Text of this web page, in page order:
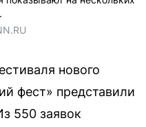
нового
фест» представили
550 заявок